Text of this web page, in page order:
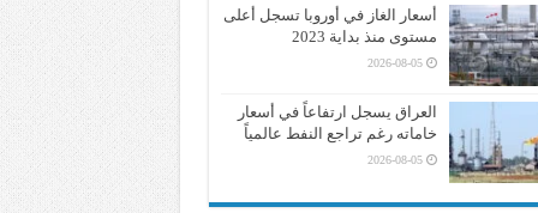
أسعار الغاز في أوروبا تسجل أعلى
مستوى منذ بداية 2023
2026-08-05
العراق يسجل ارتفاعاً في أسعار
خاماته رغم تراجع النفط عالمياً
2026-08-05